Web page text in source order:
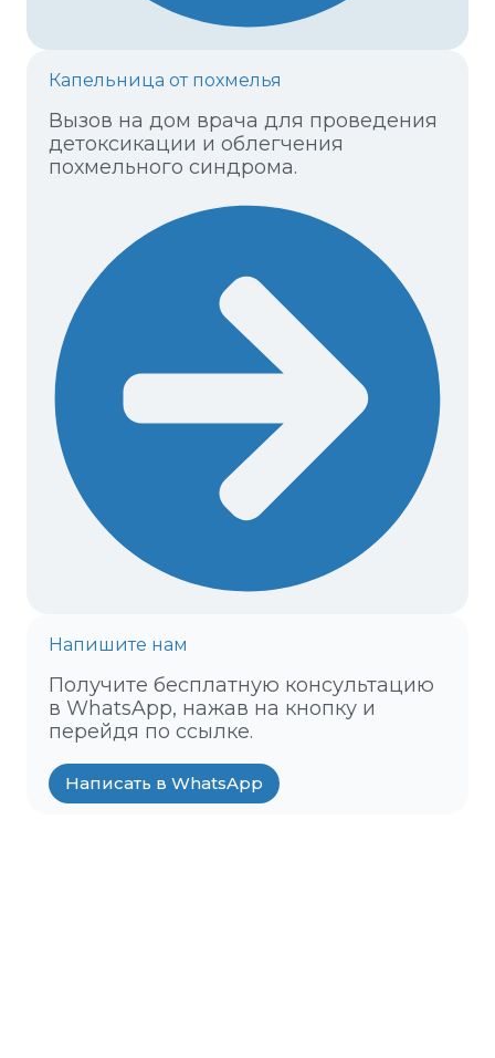
Капельница от похмелья
Вызов на дом врача для проведения
детоксикации и облегчения
похмельного синдрома.
Напишите нам
Получите бесплатную консультацию
в WhatsApp, нажав на кнопку и
перейдя по ссылке.
Написать в WhatsApp